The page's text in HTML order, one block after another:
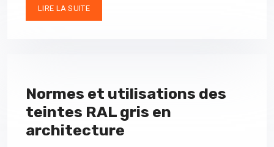
LIRE LA SUITE
Normes et utilisations des
teintes RAL gris en
architecture